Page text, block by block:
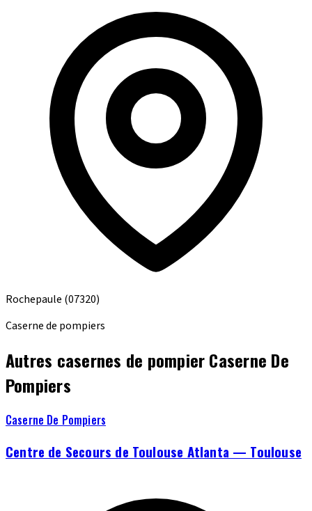
Rochepaule (07320)
Caserne de pompiers
Autres casernes de pompier Caserne De
Pompiers
Caserne De Pompiers
Centre de Secours de Toulouse Atlanta — Toulouse